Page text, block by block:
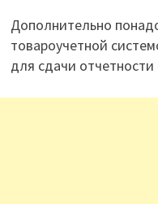
Дополнительно
товароучетной
для сдачи